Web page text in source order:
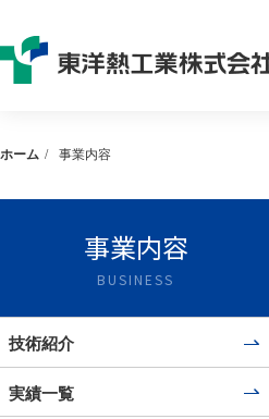
ホーム / 事業内容
事業内容
技術紹介
実績一覧